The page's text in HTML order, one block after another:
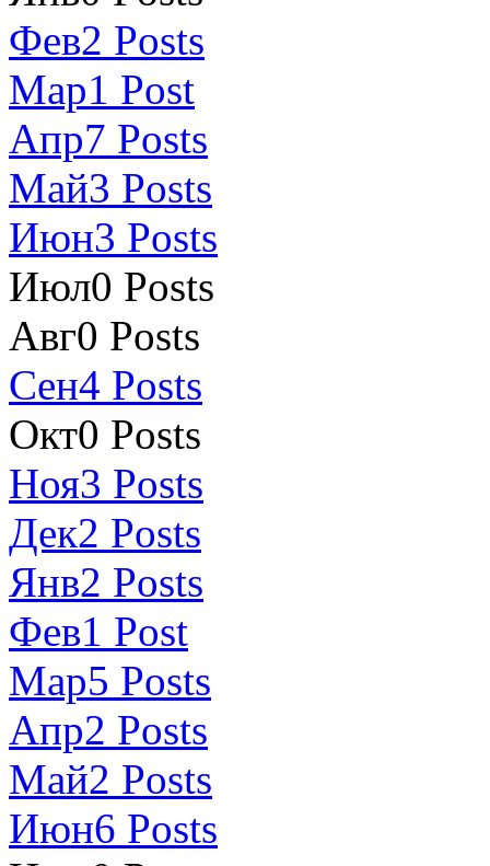
Фев2 Posts
Мар1 Post
Апр7 Posts
Май3 Posts
Июн3 Posts
Июл0 Posts
Авг0 Posts
Сен4 Posts
Окт0 Posts
Ноя3 Posts
Дек2 Posts
Янв2 Posts
Фев1 Post
Мар5 Posts
Апр2 Posts
Май2 Posts
Июн6 Posts